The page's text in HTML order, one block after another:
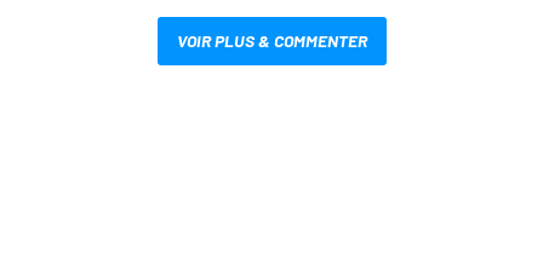
VOIR PLUS & COMMENTER